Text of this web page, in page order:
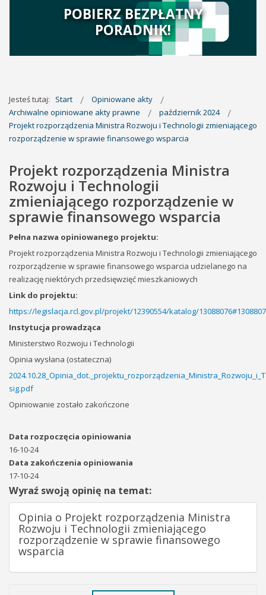
POBIERZ BEZPŁATNY
PORADNIK!
Jesteś tutaj: Start
Opiniowane akty
Archiwalne opiniowane akty prawne
październik 2024
Projekt rozporządzenia Ministra Rozwoju i Technologii zmieniającego
rozporządzenie w sprawie finansowego wsparcia
Projekt rozporządzenia Ministra
Rozwoju i Technologii
zmieniającego rozporządzenie w
sprawie finansowego wsparcia
Pełna nazwa opiniowanego projektu:
Projekt rozporządzenia Ministra Rozwoju i Technologii zmieniającego
rozporządzenie w sprawie finansowego wsparcia udzielanego na
realizację niektórych przedsięwzięć mieszkaniowych
Link do projektu:
https://legislacja.rcl.gov.pl/projekt/12390554/katalog/
Instytucja prowadząca
Ministerstwo Rozwoju i Technologii
Opinia wysłana (ostateczna)
sig.pdf
Opiniowanie zostało zakończone
Data rozpoczęcia opiniowania
16-10-24
Data zakończenia opiniowania
17-10-24
Wyraź swoją opinię na temat:
Opinia o Projekt rozporządzenia Ministra
Rozwoju i Technologii zmieniającego
rozporządzenie w sprawie finansowego
wsparcia